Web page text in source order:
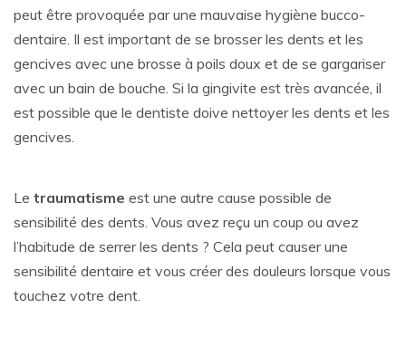
peut être provoquée par une mauvaise hygiène bucco-
dentaire. Il est important de se brosser les dents et les
gencives avec une brosse à poils doux et de se gargariser
avec un bain de bouche. Si la gingivite est très avancée, il
est possible que le dentiste doive nettoyer les dents et les
gencives.
Le traumatisme est une autre cause possible de
sensibilité des dents. Vous avez reçu un coup ou avez
l’habitude de serrer les dents ? Cela peut causer une
sensibilité dentaire et vous créer des douleurs lorsque vous
touchez votre dent.